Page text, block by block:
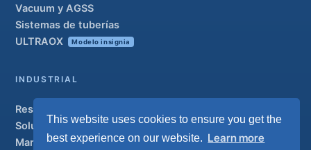
This website uses cookies to ensure you get the
best experience on our website. Learn more
Vacuum y AGSS
Sistemas de tuberías
ULTRAOX
Modelo insignia
INDUSTRIAL
Resumen
Soluciones
Marcas colaboradoras